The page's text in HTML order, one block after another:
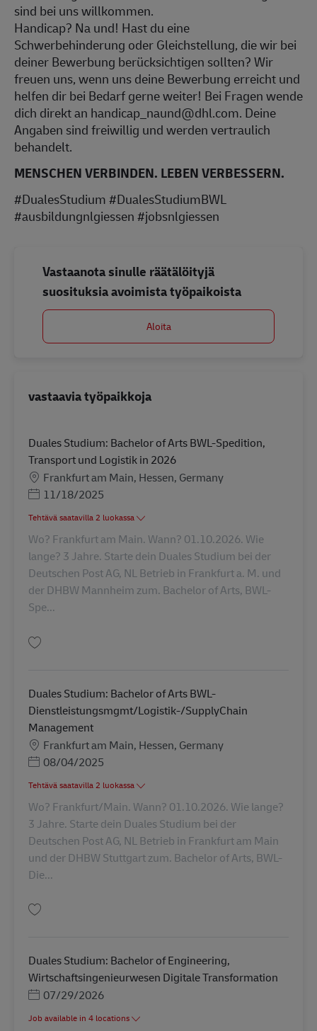
sind bei uns willkommen.
Handicap? Na und! Hast du eine
Schwerbehinderung oder Gleichstellung, die wir bei
deiner Bewerbung berücksichtigen sollten? Wir
freuen uns, wenn uns deine Bewerbung erreicht und
helfen dir bei Bedarf gerne weiter! Bei Fragen wende
dich direkt an handicap_naund@dhl.com. Deine
Angaben sind freiwillig und werden vertraulich
behandelt.
MENSCHEN VERBINDEN. LEBEN VERBESSERN.
#DualesStudium #DualesStudiumBWL
#ausbildungnlgiessen #jobsnlgiessen
Vastaanota sinulle räätälöityjä
suosituksia avoimista työpaikoista
Aloita
vastaavia työpaikkoja
Duales Studium: Bachelor of Arts BWL-Spedition,
Transport und Logistik in 2026
SijaintiFrankfurt am Main, Hessen, Germany
Posted Date
11/18/2025
Tehtävä saatavilla 2 luokassa
Wo? Frankfurt am Main. Wann? 01.10.2026. Wie
lange? 3 Jahre. Starte dein Duales Studium bei der
Deutschen Post AG, NL Betrieb in Frankfurt a. M. und
der DHBW Mannheim zum. Bachelor of Arts, BWL-
Spe...
Duales Studium: Bachelor of Arts BWL-
Dienstleistungsmgmt/Logistik-/SupplyChain
Management
SijaintiFrankfurt am Main, Hessen, Germany
Posted Date
08/04/2025
Tehtävä saatavilla 2 luokassa
Wo? Frankfurt/Main. Wann? 01.10.2026. Wie lange?
3 Jahre. Starte dein Duales Studium bei der
Deutschen Post AG, NL Betrieb in Frankfurt am Main
und der DHBW Stuttgart zum. Bachelor of Arts, BWL-
Die...
Duales Studium: Bachelor of Engineering,
Wirtschaftsingenieurwesen Digitale Transformation
Posted Date
07/29/2026
Job available in 4 locations